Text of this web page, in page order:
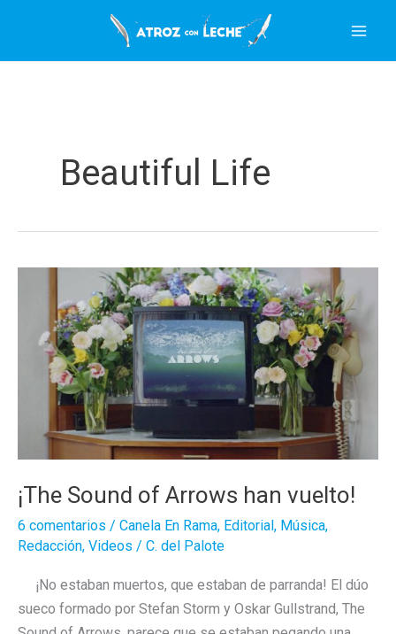
contenido
Beautiful Life
¡The Sound of Arrows han vuelto!
6 comentarios / Canela En Rama, Editorial, Música,
Redacción, Videos / C. del Palote
¡No estaban muertos, que estaban de parranda! El dúo
sueco formado por Stefan Storm y Oskar Gullstrand, The